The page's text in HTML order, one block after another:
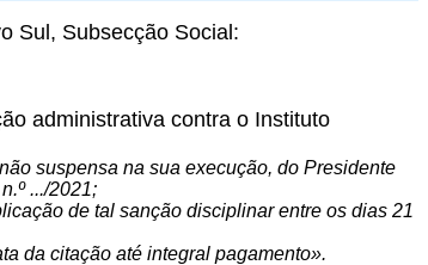
Sul, Subsecção Social:
administrativa contra o Instituto
suspensa na sua execução, do Presidente
.../2021;
de tal sanção disciplinar entre os dias 21
da citação até integral pagamento».